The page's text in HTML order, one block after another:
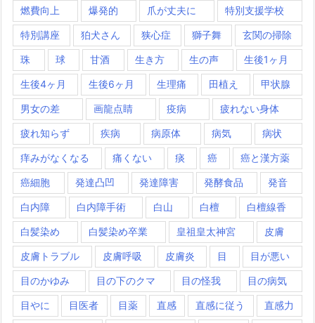
燃費向上 爆発的 爪が丈夫に 特別支援学校
特別講座 狛犬さん 狭心症 獅子舞 玄関の掃除
珠 球 甘酒 生き方 生の声 生後1ヶ月
生後4ヶ月 生後6ヶ月 生理痛 田植え 甲状腺
男女の差 画龍点睛 疫病 疲れない身体
疲れ知らず 疾病 病原体 病気 病状
痒みがなくなる 痛くない 痰 癌 癌と漢方薬
癌細胞 発達凸凹 発達障害 発酵食品 発音
白内障 白内障手術 白山 白檀 白檀線香
白髪染め 白髪染め卒業 皇祖皇太神宮 皮膚
皮膚トラブル 皮膚呼吸 皮膚炎 目 目が悪い
目のかゆみ 目の下のクマ 目の怪我 目の病気
目やに 目医者 目薬 直感 直感に従う 直感力